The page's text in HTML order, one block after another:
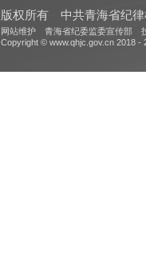
版权所有 中共青海省纪
网站维护 青海省纪委监委宣传部
Copyright © www.qhjc.gov.cn 2018 -